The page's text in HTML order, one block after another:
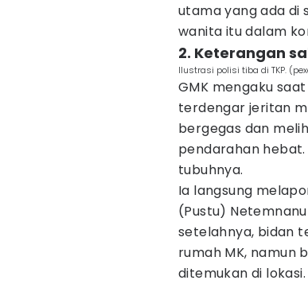
utama yang ada di
wanita itu dalam
2. Keterangan
Ilustrasi polisi tiba di TKP.
GMK mengaku
terdengar jeritan
bergegas dan
pendarahan
tubuhnya.
Ia langsung
(Pustu)
setelahnya, bidan
rumah MK, namun
ditemukan di lokasi.